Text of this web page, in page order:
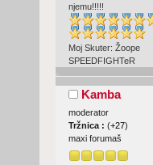
njemu!!!!!
Moj Skuter: Žoope
SPEEDFIGHTeR
Kamba
moderator
Tržnica : (+27)
maxi forumaš